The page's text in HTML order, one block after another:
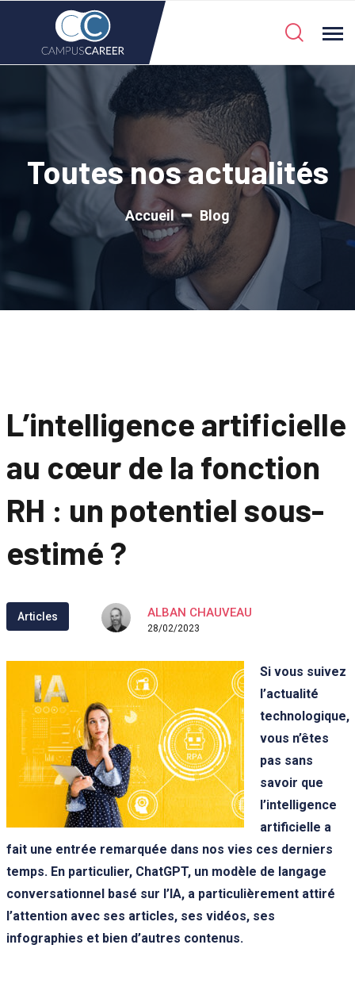
Toutes nos actualités
Accueil Blog
L’intelligence artificielle
au cœur de la fonction
RH : un potentiel sous-
estimé ?
Articles ALBAN CHAUVEAU
28/02/2023
Si vous suivez
l’actualité
technologique,
vous n’êtes
pas sans
savoir que
l’intelligence
artificielle a
fait une entrée remarquée dans nos vies ces derniers
temps. En particulier, ChatGPT, un modèle de langage
conversationnel basé sur l’IA, a particulièrement attiré
l’attention avec ses articles, ses vidéos, ses
infographies et bien d’autres contenus.